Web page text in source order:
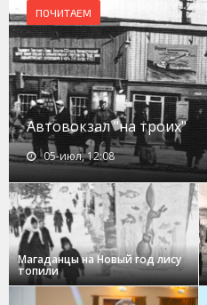
ПОЧИТАЕМ
Автовокзал "на троих"
05-июл, 12:08
Магаданцы на Новый год лису
топили